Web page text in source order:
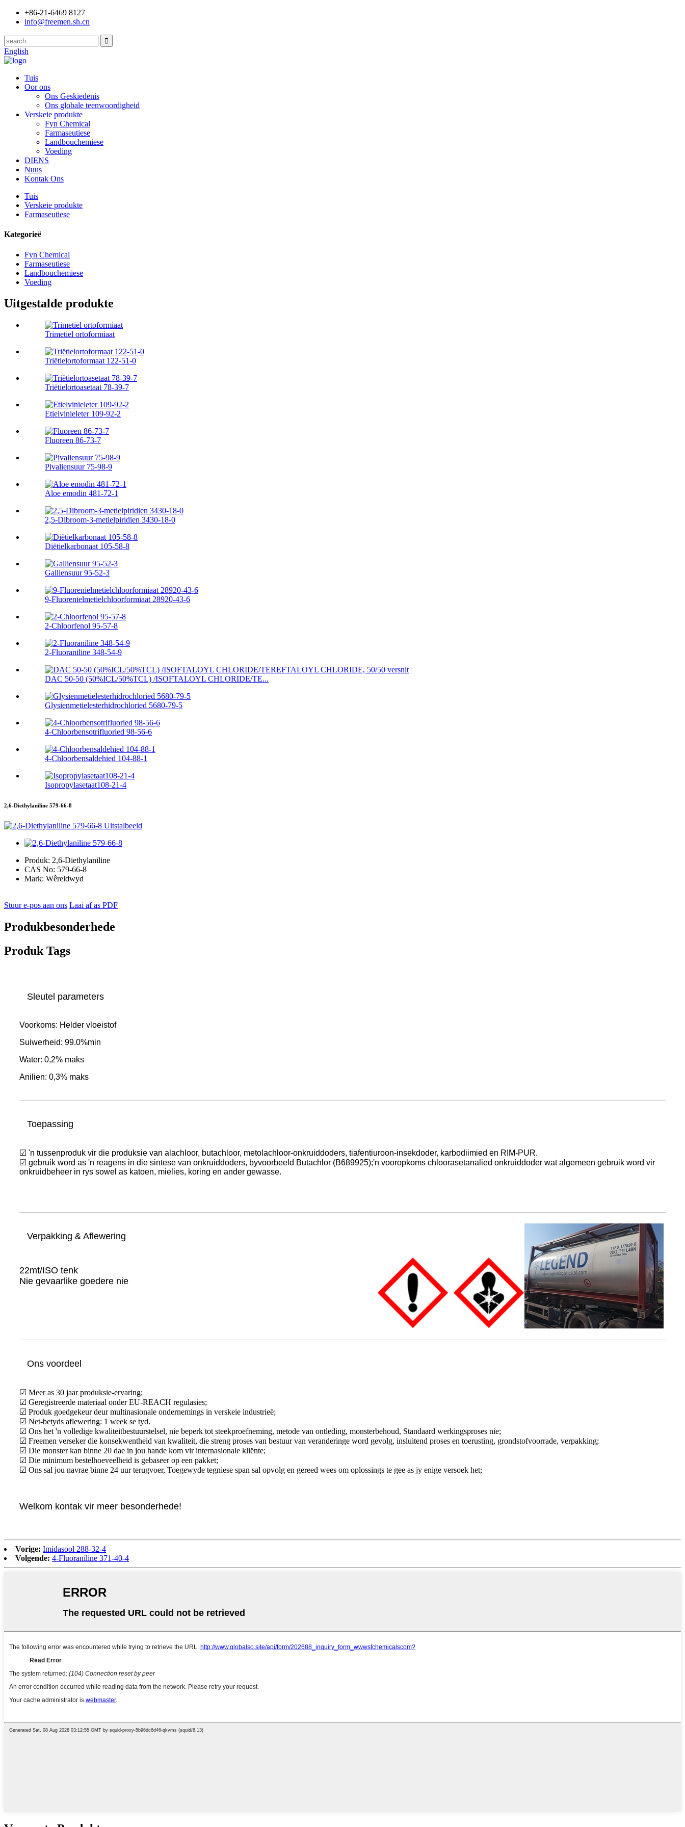
+86-21-6469 8127
info@freemen.sh.cn
English
Tuis
Oor ons
Ons Geskiedenis
Ons globale teenwoordigheid
Verskeie produkte
Fyn Chemical
Farmaseutiese
Landbouchemiese
Voeding
DIENS
Nuus
Kontak Ons
Tuis
Verskeie produkte
Farmaseutiese
Kategorieë
Fyn Chemical
Farmaseutiese
Landbouchemiese
Voeding
Uitgestalde produkte
Trimetiel ortoformiaat
Triëtielortoformaat 122-51-0
Triëtielortoasetaat 78-39-7
Etielvinieleter 109-92-2
Fluoreen 86-73-7
Pivaliensuur 75-98-9
Aloe emodin 481-72-1
2,5-Dibroom-3-metielpiridien 3430-18-0
Diëtielkarbonaat 105-58-8
Galliensuur 95-52-3
9-Fluorenielmetielchloorformiaat 28920-43-6
2-Chloorfenol 95-57-8
2-Fluoraniline 348-54-9
DAC 50-50 (50%ICL/50%TCL) /ISOFTALOYL CHLORIDE/TE...
Glysienmetielesterhidrochloried 5680-79-5
4-Chloorbensotrifluoried 98-56-6
4-Chloorbensaldehied 104-88-1
Isopropylasetaat108-21-4
2,6-Diethylaniline 579-66-8
Produk: 2,6-Diethylaniline
CAS No: 579-66-8
Mark: Wêreldwyd
Stuur e-pos aan ons Laai af as PDF
Produkbesonderhede
Produk Tags
Sleutel parameters
Voorkoms: Helder vloeistof
Suiwerheid: 99.0%min
Water: 0,2% maks
Anilien: 0,3% maks
Toepassing
☑ 'n tussenproduk vir die produksie van alachloor, butachloor, metolachloor-onkruiddoders, tiafentiuroon-insekdoder, karbodiimied en RIM-PUR.
☑ gebruik word as 'n reagens in die sintese van onkruiddoders, byvoorbeeld Butachlor (B689925);'n vooropkoms chloorasetanalied onkruiddoder wat algemeen gebruik word vir
onkruidbeheer in rys sowel as katoen, mielies, koring en ander gewasse.
Verpakking & Aflewering
22mt/ISO tenk
Nie gevaarlike goedere nie
Ons voordeel
☑ Meer as 30 jaar produksie-ervaring;
☑ Geregistreerde materiaal onder EU-REACH regulasies;
☑ Produk goedgekeur deur multinasionale ondernemings in verskeie industrieë;
☑ Net-betyds aflewering: 1 week se tyd.
☑ Ons het 'n volledige kwaliteitbestuurstelsel, nie beperk tot steekproefneming, metode van ontleding, monsterbehoud, Standaard werkingsproses nie;
☑ Freemen verseker die konsekwentheid van kwaliteit, die streng proses van bestuur van veranderinge word gevolg, insluitend proses en toerusting, grondstofvoorrade, verpakking;
☑ Die monster kan binne 20 dae in jou hande kom vir internasionale kliënte;
☑ Die minimum bestelhoeveelheid is gebaseer op een pakket;
☑ Ons sal jou navrae binne 24 uur terugvoer, Toegewyde tegniese span sal opvolg en gereed wees om oplossings te gee as jy enige versoek het;
Welkom kontak vir meer besonderhede!
Vorige: Imidasool 288-32-4
Volgende: 4-Fluoraniline 371-40-4